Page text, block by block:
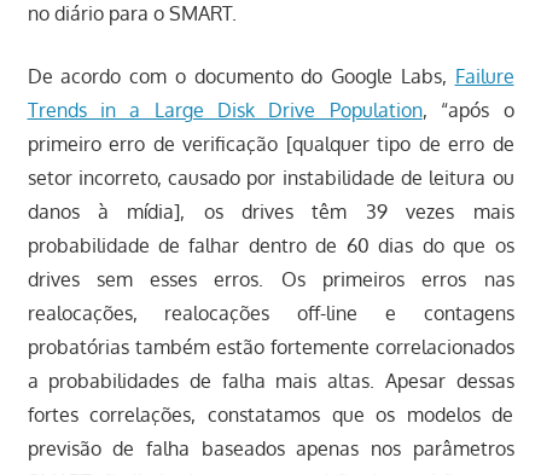
no diário para o SMART.
De acordo com o documento do Google Labs, Failure
Trends in a Large Disk Drive Population, “após o
primeiro erro de verificação [qualquer tipo de erro de
setor incorreto, causado por instabilidade de leitura ou
danos à mídia], os drives têm 39 vezes mais
probabilidade de falhar dentro de 60 dias do que os
drives sem esses erros. Os primeiros erros nas
realocações, realocações off-line e contagens
probatórias também estão fortemente correlacionados
a probabilidades de falha mais altas. Apesar dessas
fortes correlações, constatamos que os modelos de
previsão de falha baseados apenas nos parâmetros